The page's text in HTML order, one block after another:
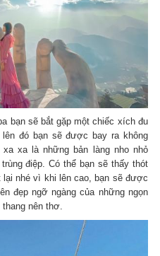
bạn sẽ bắt gặp một chiếc xích đu
đó bạn sẽ được bay ra không
xa là những bản làng nho nhỏ
điệp. Có thể bạn sẽ thấy thót
nhé vì khi lên cao, bạn sẽ được
đẹp ngỡ ngàng của những ngọn
nên thơ.